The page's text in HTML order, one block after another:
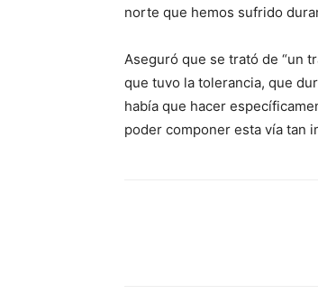
norte que hemos sufrido
Aseguró que se trató de “un
que tuvo la tolerancia, que
había que hacer
poder componer esta vía tan